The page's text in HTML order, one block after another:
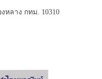
หลาง กทม. 10310